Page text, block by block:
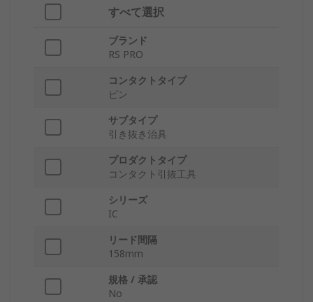
すべて選択
ブランド
RS PRO
コンタクトタイプ
ピン
サブタイプ
引き抜き治具
プロダクトタイプ
コンタクト引抜工具
シリーズ
IC
リード間隔
158mm
規格 / 承認
No